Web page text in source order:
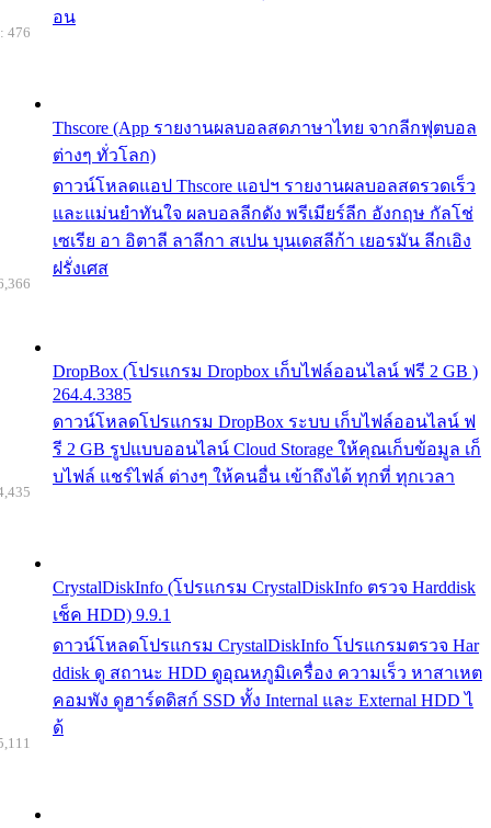
อน
Thscore (App รายงานผลบอลสดภาษาไทย จากลีกฟุตบอล
ต่างๆ ทั่วโลก)
ดาวน์โหลดแอป Thscore แอปฯ รายงานผลบอลสดรวดเร็ว
และแม่นยำทันใจ ผลบอลลีกดัง พรีเมียร์ลีก อังกฤษ กัลโช่
เซเรีย อา อิตาลี ลาลีกา สเปน บุนเดสลีก้า เยอรมัน ลีกเอิง
ฝรั่งเศส
476
DropBox (โปรแกรม Dropbox เก็บไฟล์ออนไลน์ ฟรี 2 GB )
264.4.3385
ดาวน์โหลดโปรแกรม DropBox ระบบ เก็บไฟล์ออนไลน์ ฟ
รี 2 GB รูปแบบออนไลน์ Cloud Storage ให้คุณเก็บข้อมูล เก็
บไฟล์ แชร์ไฟล์ ต่างๆ ให้คนอื่น เข้าถึงได้ ทุกที่ ทุกเวลา
CrystalDiskInfo (โปรแกรม CrystalDiskInfo ตรวจ Harddisk
เช็ค HDD) 9.9.1
ดาวน์โหลดโปรแกรม CrystalDiskInfo โปรแกรมตรวจ Har
ddisk ดู สถานะ HDD ดูอุณหภูมิเครื่อง ความเร็ว หาสาเหต
คอมพัง ดูฮาร์ดดิสก์ SSD ทั้ง Internal และ External HDD ไ
ด้